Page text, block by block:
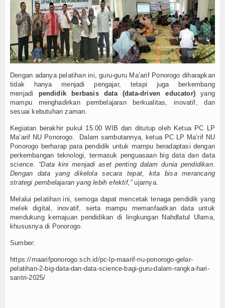
Dengan adanya pelatihan ini, guru-guru Ma’arif Ponorogo diharapkan
tidak hanya menjadi pengajar, tetapi juga berkembang
menjadi pendidik berbasis data (data-driven educator) yang
mampu menghadirkan pembelajaran berkualitas, inovatif, dan
sesuai kebutuhan zaman.
Kegiatan berakhir pukul 15.00 WIB dan ditutup oleh Ketua PC LP
Ma’arif NU Ponorogo. Dalam sambutannya, ketua PC LP Ma’rif NU
Ponorogo berharap para pendidik untuk mampu beradaptasi dengan
perkembangan teknologi, termasuk penguasaan big data dan data
science. “Data kini menjadi aset penting dalam dunia pendidikan.
Dengan data yang dikelola secara tepat, kita bisa merancang
strategi pembelajaran yang lebih efektif,”ujarnya.
Melalui pelatihan ini, semoga dapat mencetak tenaga pendidik yang
melek digital, inovatif, serta mampu memanfaatkan data untuk
mendukung kemajuan pendidikan di lingkungan Nahdlatul Ulama,
khususnya di Ponorogo.
Sumber:
https://maarifponorogo.sch.id/pc-lp-maarif-nu-ponorogo-gelar-
pelatihan-2-big-data-dan-data-science-bagi-guru-dalam-rangka-hari-
santri-2025/